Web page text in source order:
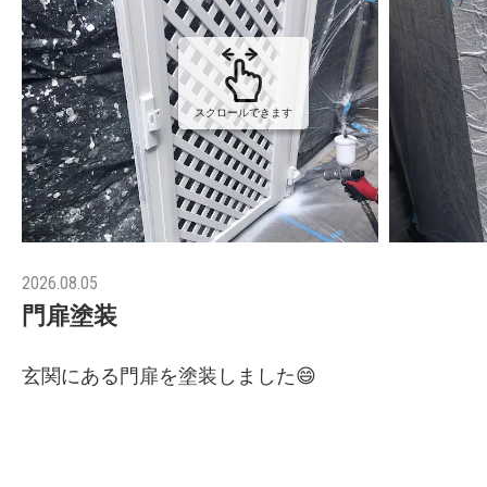
スクロールできます
2026.08.05
門扉塗装
玄関にある門扉を塗装しました😄